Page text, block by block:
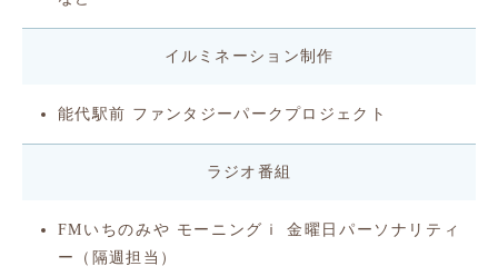
イルミネーション制作
能代駅前 ファンタジーパークプロジェクト
ラジオ番組
FMいちのみや モーニングｉ 金曜日パーソナリティ
ー（隔週担当）